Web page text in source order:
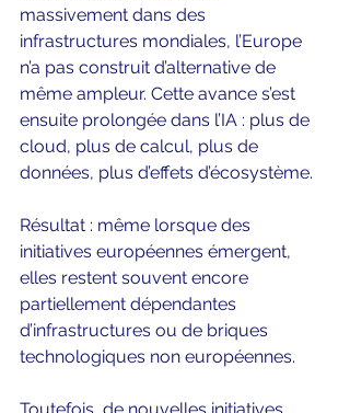
massivement dans des
infrastructures mondiales, l’Europe
n’a pas construit d’alternative de
même ampleur. Cette avance s’est
ensuite prolongée dans l’IA : plus de
cloud, plus de calcul, plus de
données, plus d’effets d’écosystème.
Résultat : même lorsque des
initiatives européennes émergent,
elles restent souvent encore
partiellement dépendantes
d’infrastructures ou de briques
technologiques non européennes.